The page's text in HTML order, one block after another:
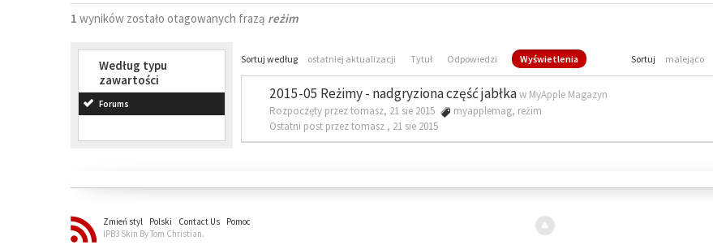
1 wyników zostało otagowanych frazą reżim
Według typu
zawartości
Forums
Sortuj według ostatniej aktualizacji Tytuł Odpowiedzi Wyświetlenia Sortuj malejąco
2015-05 Reżimy - nadgryziona część jabłkaw MyApple Magazyn
Rozpoczęty przez tomasz, 21 sie 2015
myapplemag, reżim
Ostatni post przez tomasz , 21 sie 2015
Zmień styl Polski Contact Us
Pomoc
IPB3 Skin By Tom Christian.